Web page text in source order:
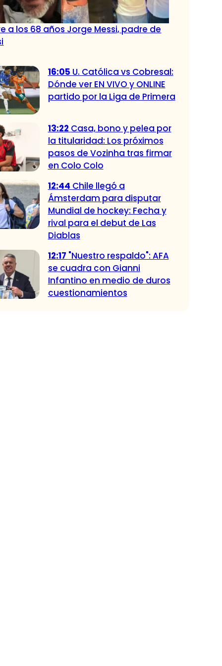
a los 68 años Jorge Messi, padre de
16:05 U. Católica vs Cobresal:
Dónde ver EN VIVO y ONLINE
partido por la Liga de Primera
13:22 Casa, bono y pelea por
la titularidad: Los próximos
pasos de Vozinha tras firmar
en Colo Colo
12:44 Chile llegó a
Ámsterdam para disputar
Mundial de hockey: Fecha y
rival para el debut de Las
Diablas
12:17 "Nuestro respaldo": AFA
se cuadra con Gianni
Infantino en medio de duros
cuestionamientos